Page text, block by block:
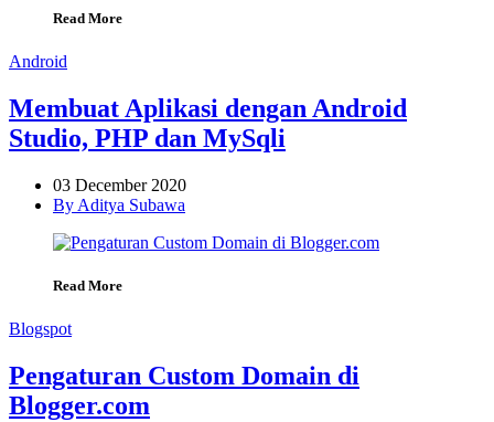
Read More
Android
Membuat Aplikasi dengan Android
Studio, PHP dan MySqli
03 December 2020
By Aditya Subawa
Read More
Blogspot
Pengaturan Custom Domain di
Blogger.com